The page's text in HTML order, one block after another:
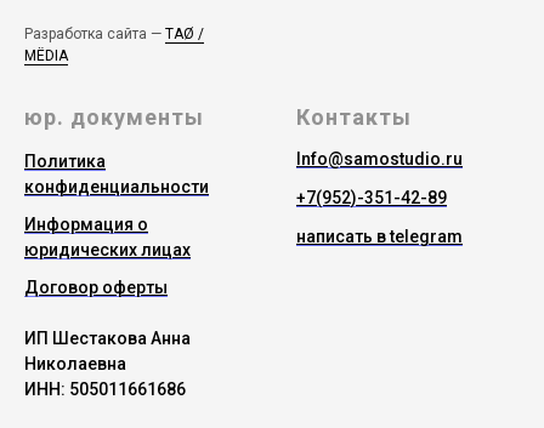
Разработка сайта — TAØ /
MЁDIA
юр. документы
Политика
конфиденциальности
Информация о
юридических лицах
Договор оферты
ИП Шестакова Анна
Николаевна
ИНН: 505011661686
Контакты
Info@samostudio.ru
+7(952)-351-42-89
написать в telegram